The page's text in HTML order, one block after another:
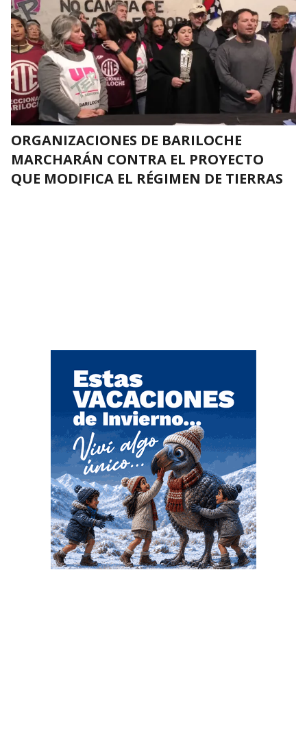
ORGANIZACIONES DE BARILOCHE
MARCHARÁN CONTRA EL PROYECTO
QUE MODIFICA EL RÉGIMEN DE TIERRAS